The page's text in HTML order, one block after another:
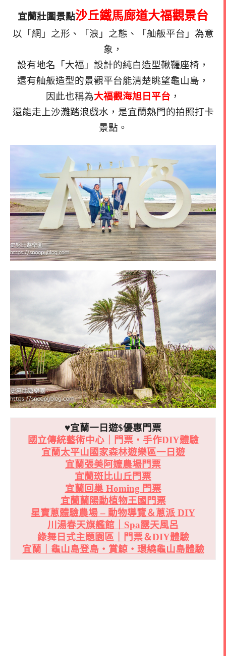
宜蘭壯圍景點沙丘鐵馬廊道大福觀景台
以「網」之形、「浪」之態、「舢舨平台」為意
象，
設有地名「大福」設計的純白造型鞦韆座椅，
還有舢舨造型的景觀平台能清楚眺望龜山島，
因此也稱為大福觀海旭日平台 ，
還能走上沙灘踏浪戲水，是宜蘭熱門的拍照打卡
景點。
♥宜蘭一日遊$優惠門票
國立傳統藝術中心｜門票・手作DIY體驗
宜蘭太平山國家森林遊樂區一日遊
宜蘭張美阿嬤農場門票
宜蘭斑比山丘門票
宜蘭回巢 Homing 門票
宜蘭蘭陽動植物王國門票
星寶蔥體驗農場 – 動物導覽＆蔥派 DIY
川湯春天旗艦館｜Spa露天風呂
綠舞日式主題園區｜門票＆DIY體驗
宜蘭｜龜山島登島・賞鯨・環繞龜山島體驗